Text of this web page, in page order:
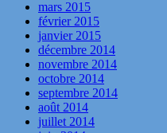
mars 2015
février 2015
janvier 2015
décembre 2014
novembre 2014
octobre 2014
septembre 2014
août 2014
juillet 2014